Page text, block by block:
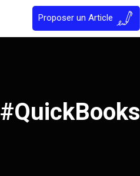
Proposer un Article
#QuickBooks